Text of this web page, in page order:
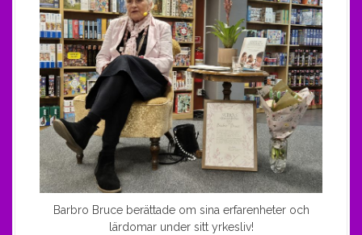
Barbro Bruce berättade om sina erfarenheter och
lärdomar under sitt yrkesliv!